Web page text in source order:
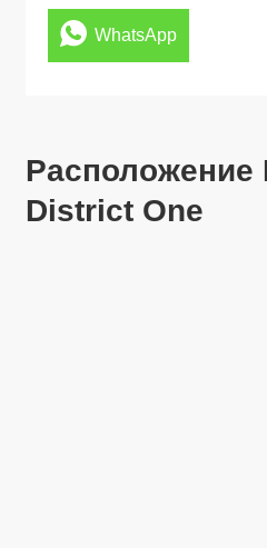
WhatsApp
Расположение
District One